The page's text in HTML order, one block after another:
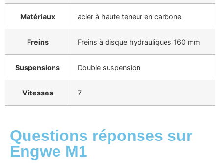
Matériaux acier à haute teneur en carbone
Freins Freins à disque hydrauliques 160 mm
Suspensions Double suspension
Vitesses 7
Questions réponses sur
Engwe M1